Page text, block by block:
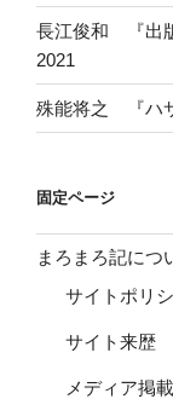
長江俊和 『出
2021
殊能将之 『ハ
固定ページ
まろまろ記につ
サイトポリ
サイト来歴
メディア掲